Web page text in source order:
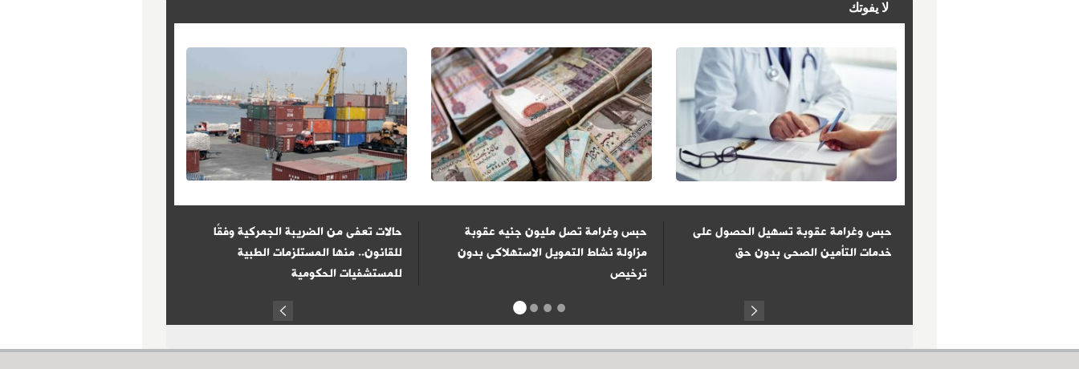
لا يفوتك
حالات تعفى من الضريبة الجمركية وفقًا
للقانون.. منها المستلزمات الطبية
للمستشفيات الحكومية
حبس وغرامة تصل مليون جنيه عقوبة
مزاولة نشاط التمويل الاستهلاكى بدون
ترخيص
حبس وغرامة عقوبة تسهيل الحصول على
خدمات التأمين الصحى بدون حق
1 2 3 4
Prev Next